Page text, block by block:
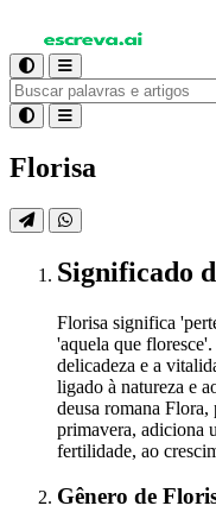
Florisa
Significado
Florisa significa
'aquela que
delicadeza e a
ligado à natureza e
deusa romana Flora,
primavera, adiciona
fertilidade, ao
Gênero de